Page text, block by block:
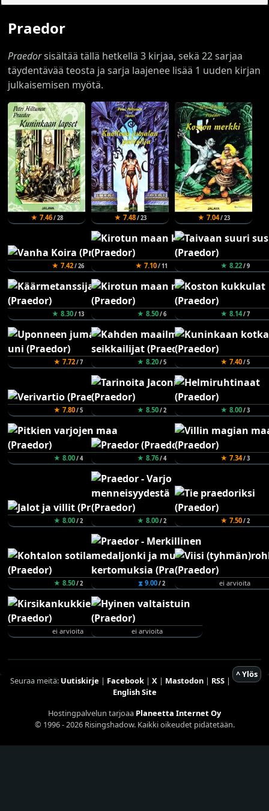
Praedor
Praedorsisältää tällä hetkellä 3 kirjaa, sekä 22 sarjaa
täydentävää teosta ja sarja laajenee lisää 1 uuden kirjan
julkaisemisen myötä.
★ 7.46/ 28 ★ 7.48/ 23 ★ 7.04/ 23
★ 7.42/ 26 ★ 7.10/ 11 ★ 8.22/ 9
★ 8.30/ 13 ★ 8.50/ 6 ★ 8.14/ 7
★ 7.72/ 7 ★ 8.20/ 5 ★ 7.40/ 5
★ 7.80/ 5 ★ 8.50/ 2 ★ 8.00/ 3
★ 8.00/ 4 ★ 8.76/ 4 ★ 7.34/ 3
★ 8.00/ 2 ★ 8.00/ 2 ★ 7.50/ 2
★ 8.50/ 2 ⧗ 9.00/ 2 ei arvioita
ei arvioita ei arvioita
^ Ylös
Seuraa meitä: Uutiskirje | Facebook| X| Mastodon| RSS|
English Site
Hostingpalvelun tarjoaa Planeetta Internet Oy
© 1996 - 2026 Risingshadow. Kaikki oikeudet pidätetään.